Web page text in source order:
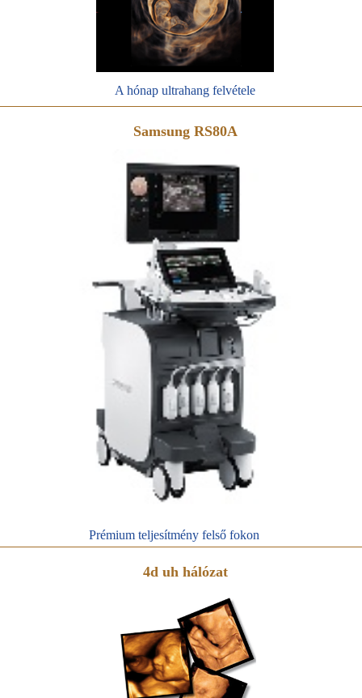
A hónap ultrahang felvétele
Samsung RS80A
Prémium teljesítmény felső fokon
4d uh hálózat